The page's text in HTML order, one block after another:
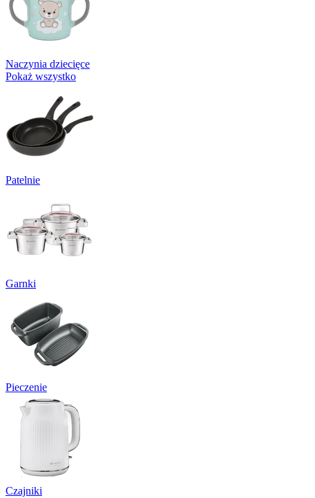
Naczynia dziecięce
Pokaż wszystko
Patelnie
Garnki
Pieczenie
Czajniki